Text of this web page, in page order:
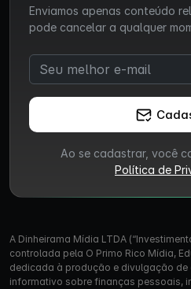
Enviamos apenas conteúdo
pode cancelar a qualquer
Ao se cadastrar, você
Política de
A Dinheirama Mídia LTDA
controlada pela O Primo Rico Mídia,
dedicada à produção e divulgação
informativo sobre finanças pessoais,